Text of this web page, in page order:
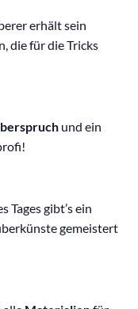
erhält sein
die für die Tricks
und ein
Tages gibt’s ein
gemeistert